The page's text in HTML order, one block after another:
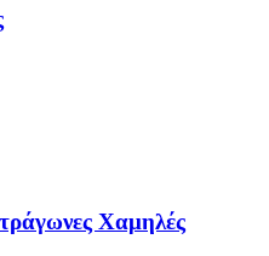
Χαμηλές